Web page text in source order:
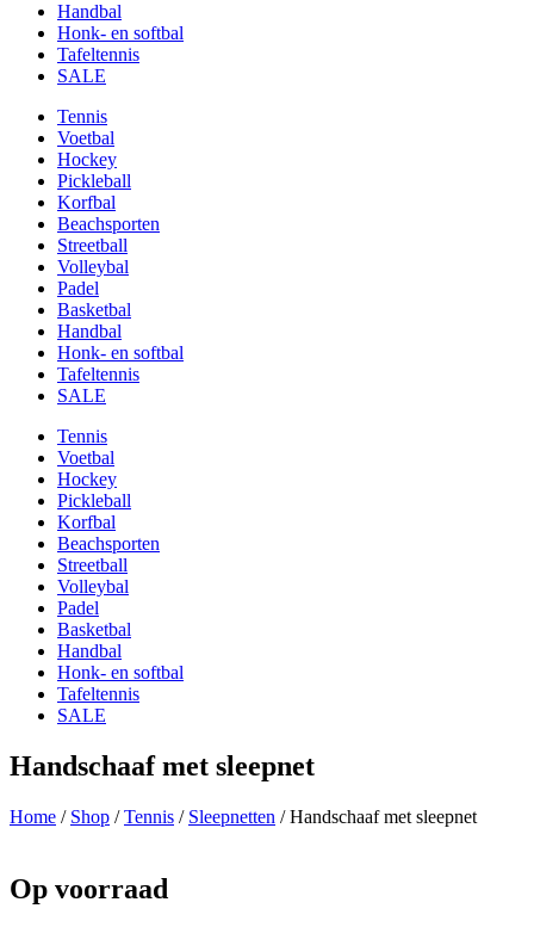
Handbal
Honk- en softbal
Tafeltennis
SALE
Tennis
Voetbal
Hockey
Pickleball
Korfbal
Beachsporten
Streetball
Volleybal
Padel
Basketbal
Handbal
Honk- en softbal
Tafeltennis
SALE
Tennis
Voetbal
Hockey
Pickleball
Korfbal
Beachsporten
Streetball
Volleybal
Padel
Basketbal
Handbal
Honk- en softbal
Tafeltennis
SALE
Handschaaf met sleepnet
Home / Shop /Tennis / Sleepnetten / Handschaaf met sleepnet
Op voorraad